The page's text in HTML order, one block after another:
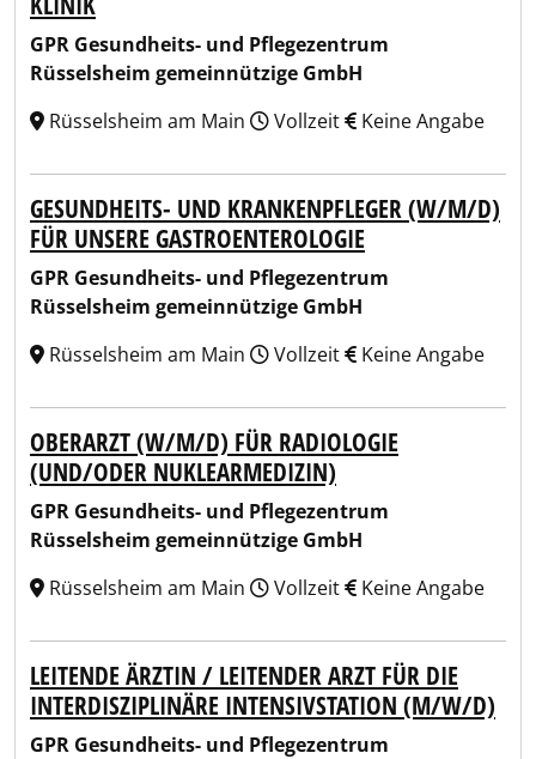
GPR Gesundheits- und Pflegezentrum
Rüsselsheim gemeinnützige GmbH
Rüsselsheim am Main
Vollzeit Keine Angabe
GESUNDHEITS- UND KRANKENPFLEGER (W/M/D)
FÜR UNSERE GASTROENTEROLOGIE
GPR Gesundheits- und Pflegezentrum
Rüsselsheim gemeinnützige GmbH
Rüsselsheim am Main
Vollzeit Keine Angabe
OBERARZT (W/M/D) FÜR RADIOLOGIE
(UND/ODER NUKLEARMEDIZIN)
GPR Gesundheits- und Pflegezentrum
Rüsselsheim gemeinnützige GmbH
Rüsselsheim am Main
Vollzeit Keine Angabe
LEITENDE ÄRZTIN / LEITENDER ARZT FÜR DIE
INTERDISZIPLINÄRE INTENSIVSTATION (M/W/D)
GPR Gesundheits- und Pflegezentrum